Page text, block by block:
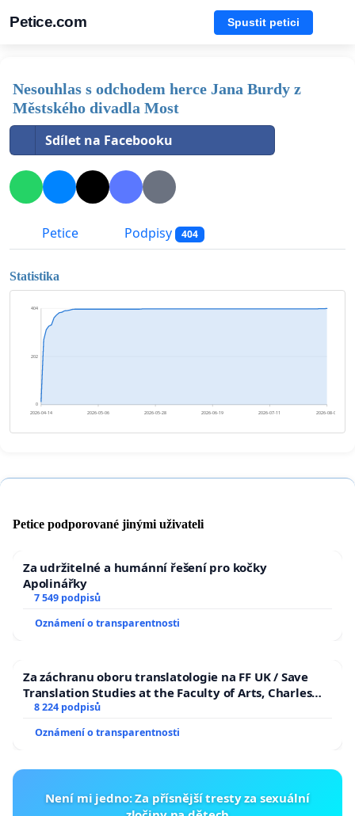
Petice.com Spustit petici
Nesouhlas s odchodem herce Jana Burdy z
Městského divadla Most
Sdílet na Facebooku
Petice Podpisy 404
Statistika
0
202
404
2026-04-14 2026-05-06 2026-05-28 2026-06-19 2026-07-11 2026-08-02
Petice podporované jinými uživateli
Za udržitelné a humánní řešení pro kočky
Apolinářky
7 549 podpisů
Oznámení o transparentnosti
Za záchranu oboru translatologie na FF UK / Save
Translation Studies at the Faculty of Arts, Charles
University
8 224 podpisů
Oznámení o transparentnosti
Není mi jedno: Za přísnější tresty za sexuální